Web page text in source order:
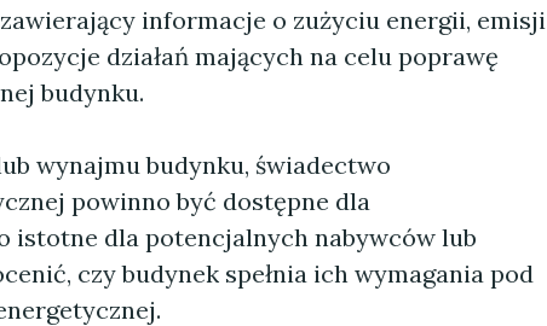
informacje o zużyciu energii, emisji
działań mających na celu poprawę
budynku.
wynajmu budynku, świadectwo
powinno być dostępne dla
istotne dla potencjalnych nabywców lub
czy budynek spełnia ich wymagania pod